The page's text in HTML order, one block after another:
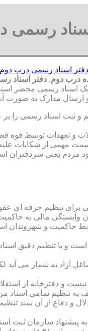
رسمی
اسناد رسمی درب دوم
درب دوم, دفتر اسناد
اسناد رسمی
مدارک به صورت
ثبت اسناد رسمی را بر
و تعهدات توسط
مهمی از شکایات
مردم یعنی سردفتران
برای تنظیم حرفه ای
وابستگی مالی به
حاکمیت و شهروندان
و با تنظیم دقیق
آزاد به شمار می آید
و دفترخانه از
مکلف به تنظیم تمامی
و دفاع از آن سند
پیشنهاد سازمان ثبت